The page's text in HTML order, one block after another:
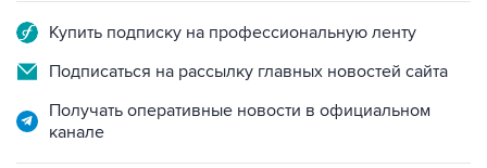
Купить подписку на профессиональную ленту
Подписаться на рассылку главных новостей сайта
Получать оперативные новости в официальном
канале